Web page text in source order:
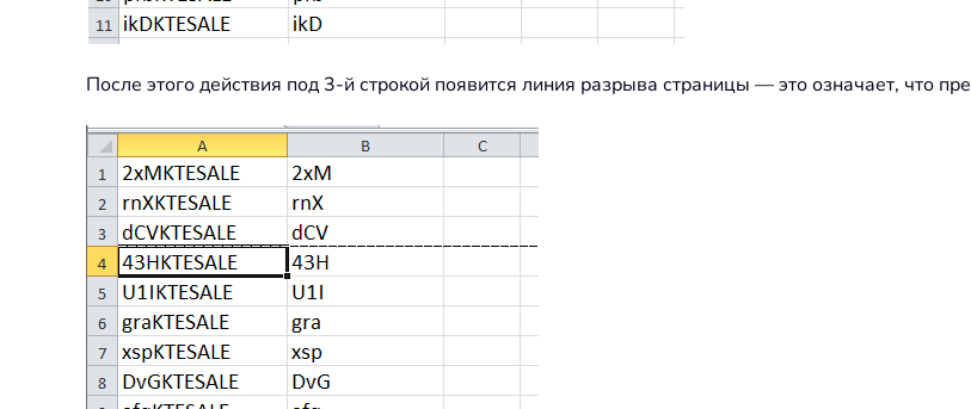
После этого действия под 3-й строкой появится линия разрыва страницы — это означает, что